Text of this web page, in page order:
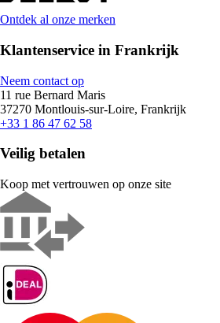
Ontdek al onze merken
Klantenservice in Frankrijk
Neem contact op
11 rue Bernard Maris
37270 Montlouis-sur-Loire, Frankrijk
+33 1 86 47 62 58
Veilig betalen
Koop met vertrouwen op onze site